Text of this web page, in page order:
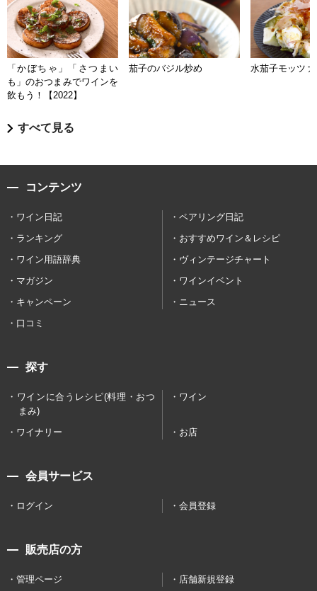
「かぼちゃ」「さつまい
も」のおつまみでワインを
飲もう！【2022】
茄子のバジル炒め 水茄子モッツァ
すべて見る
コンテンツ
ワイン日記
ペアリング日記
ランキング
おすすめワイン＆レシピ
ワイン用語辞典
ヴィンテージチャート
マガジン
ワインイベント
キャンペーン
ニュース
口コミ
探す
ワインに合うレシピ(料理・おつ
まみ)
ワイン
ワイナリー お店
会員サービス
ログイン 会員登録
販売店の方
管理ページ 店舗新規登録